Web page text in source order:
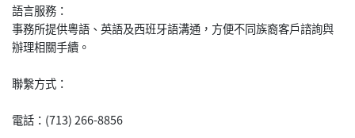
語言服務：
事務所提供粵語、英語及西班牙語溝通，方便不同族裔客戶諮詢與
辦理相關手續。
聯繫方式：
電話：(713) 266-8856